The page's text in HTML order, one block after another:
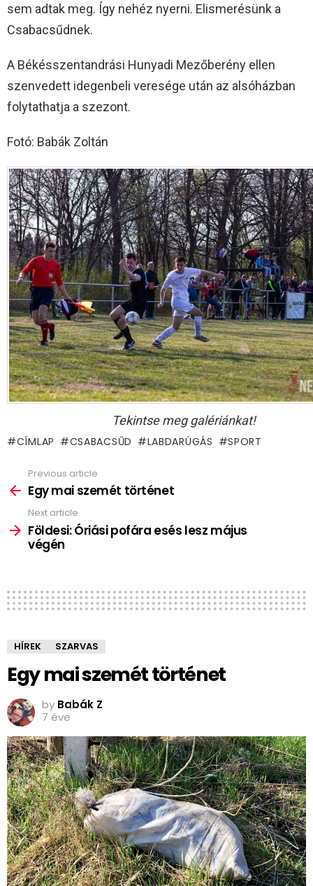
sem adtak meg. Így nehéz nyerni. Elismerésünk a
Csabacsűdnek.
A Békésszentandrási Hunyadi Mezőberény ellen
szenvedett idegenbeli veresége után az alsóházban
folytathatja a szezont.
Fotó: Babák Zoltán
Tekintse meg galériánkat!
CÍMLAP CSABACSŰD LABDARÚGÁS SPORT
more
Previous article
Egy mai szemét történet
Next article
Földesi: Óriási pofára esés lesz május
végén
HÍREK SZARVAS
Egy mai szemét történet
by Babák Z
7 éve